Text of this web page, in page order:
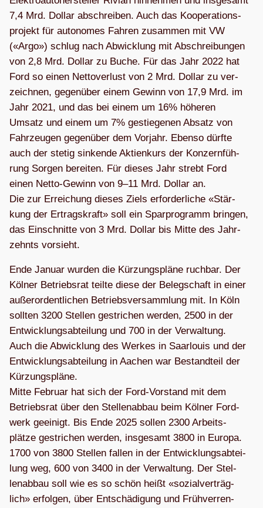
7,4 Mrd. Dol­lar abschrei­ben. Auch das Koope­ra­ti­ons­
pro­jekt für auto­no­mes Fah­ren zusam­men mit VW
(«Argo») schlug nach Abwick­lung mit Abschrei­bun­gen
von 2,8 Mrd. Dol­lar zu Buche. Für das Jahr 2022 hat
Ford so einen Net­to­ver­lust von 2 Mrd. Dol­lar zu ver­
zeich­nen, gegen­über einem Gewinn von 17,9 Mrd. im
Jahr 2021, und das bei einem um 16% höhe­ren
Umsatz und einem um 7% gestie­ge­nen Absatz von
Fahr­zeu­gen gegen­über dem Vor­jahr. Ebenso dürfte
auch der ste­tig sin­kende Akti­en­kurs der Kon­zern­füh­
rung Sor­gen berei­ten. Für die­ses Jahr strebt Ford
einen Netto-Gewinn von 9–11 Mrd. Dol­lar an.
Die zur Errei­chung die­ses Ziels erfor­der­li­che «Stär­
kung der Ertrags­kraft» soll ein Spar­pro­gramm brin­gen,
das Ein­schnitte von 3 Mrd. Dol­lar bis Mitte des Jahr­
zehnts vorsieht.
Ende Januar wur­den die Kür­zungs­pläne ruch­bar. Der
Köl­ner Betriebs­rat teilte diese der Beleg­schaft in einer
außer­or­dent­li­chen Betriebs­ver­samm­lung mit. In Köln
soll­ten 3200 Stel­len gestri­chen wer­den, 2500 in der
Ent­wick­lungs­ab­tei­lung und 700 in der Ver­wal­tung.
Auch die Abwick­lung des Wer­kes in Saar­louis und der
Ent­wick­lungs­ab­tei­lung in Aachen war Bestand­teil der
Kür­zungs­pläne.
Mitte Februar hat sich der Ford-Vor­stand mit dem
Betriebs­rat über den Stel­len­ab­bau beim Köl­ner Ford­
werk geei­nigt. Bis Ende 2025 sol­len 2300 Arbeits­
plätze gestri­chen wer­den, ins­ge­samt 3800 in Europa.
1700 von 3800 Stel­len fal­len in der Ent­wick­lungs­ab­tei­
lung weg, 600 von 3400 in der Ver­wal­tung. Der Stel­
len­ab­bau soll wie es so schön heißt «sozi­al­ver­träg­
lich» erfol­gen, über Ent­schä­di­gung und Früh­ver­ren­